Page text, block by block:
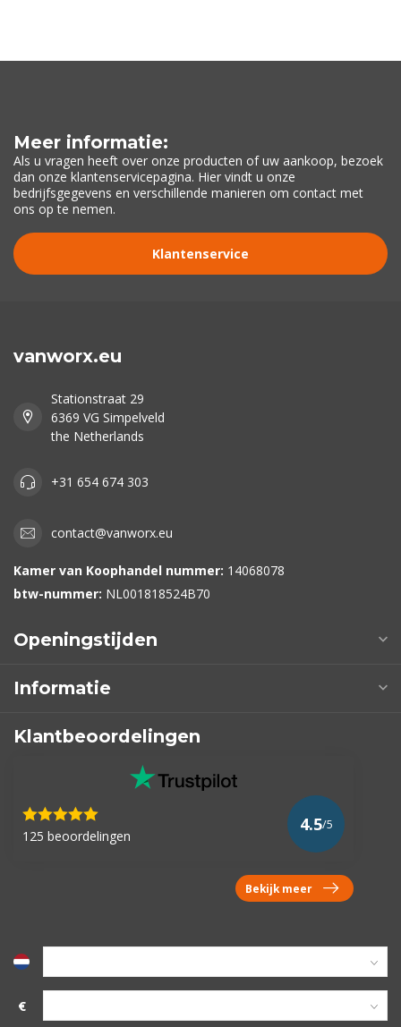
Meer informatie:
Als u vragen heeft over onze producten of uw aankoop, bezoek
dan onze klantenservicepagina. Hier vindt u onze
bedrijfsgegevens en verschillende manieren om contact met
ons op te nemen.
Klantenservice
vanworx.eu
Stationstraat 29
6369 VG Simpelveld
the Netherlands
+31 654 674 303
contact@vanworx.eu
Kamer van Koophandel nummer: 14068078
btw-nummer: NL001818524B70
Openingstijden
Informatie
Klantbeoordelingen
125 beoordelingen
4.5/5
Bekijk meer
€